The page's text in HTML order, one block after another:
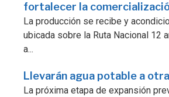
fortalecer la
La producción se recibe y
ubicada sobre la Ruta Nacional 12
a...
Llevarán agua potable a
La próxima etapa de expansión